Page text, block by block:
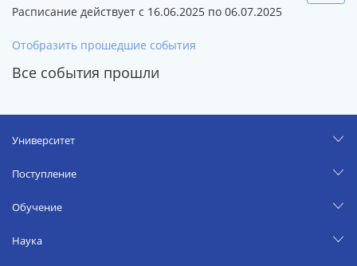
Расписание действует с 16.06.2025 по 06.07.2025
Отобразить прошедшие события
Все события прошли
Университет
Поступление
Обучение
Наука